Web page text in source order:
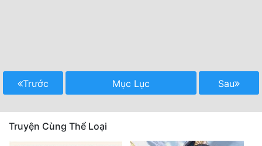
Trước Mục Lục Sau
Truyện Cùng Thể Loại